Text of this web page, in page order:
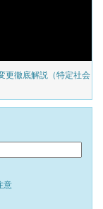
更徹底解説（特定社会
意